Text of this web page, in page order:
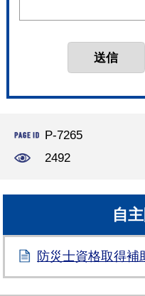
P-7265
2492
自
防災士資格取得補